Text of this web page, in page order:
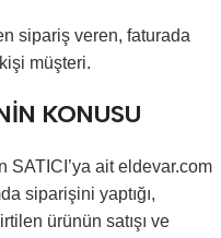
sipariş veren, faturada
müşteri.
KONUSU
SATICI’ya ait eldevar.com
siparişini yaptığı,
ürünün satışı ve